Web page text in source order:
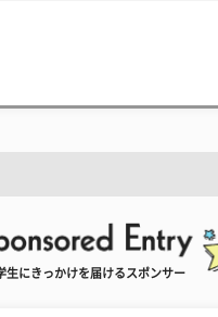
生にきっかけを届けるスポンサー